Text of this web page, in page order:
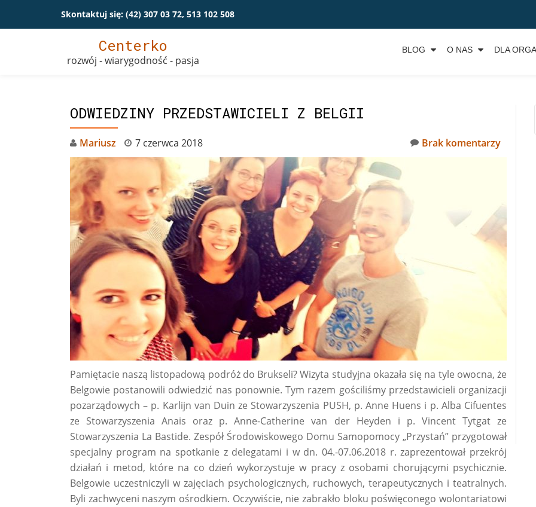
Przeskocz
Skontaktuj się: (42) 307 03 72, 513 102 508
Centerko
rozwój - wiarygodność - pasja
BLOG O NAS DLA
ODWIEDZINY PRZEDSTAWICIELI Z BELGII
Mariusz 7 czerwca 2018 Brak komentarzy
Pamiętacie naszą listopadową podróż do Brukseli? Wizyta studyjna okazała się na tyle owocna, że
Belgowie postanowili odwiedzić nas ponownie. Tym razem gościliśmy przedstawicieli organizacji
pozarządowych – p. Karlijn van Duin ze Stowarzyszenia PUSH, p. Anne Huens i p. Alba Cifuentes
ze Stowarzyszenia Anais oraz p. Anne-Catherine van der Heyden i p. Vincent Tytgat ze
Stowarzyszenia La Bastide. Zespół Środowiskowego Domu Samopomocy „Przystań” przygotował
specjalny program na spotkanie z delegatami i w dn. 04.-07.06.2018 r. zaprezentował przekrój
działań i metod, które na co dzień wykorzystuje w pracy z osobami chorującymi psychicznie.
Belgowie uczestniczyli w zajęciach psychologicznych, ruchowych, terapeutycznych i teatralnych.
Byli zachwyceni naszym ośrodkiem. Oczywiście, nie zabrakło bloku poświęconego wolontariatowi